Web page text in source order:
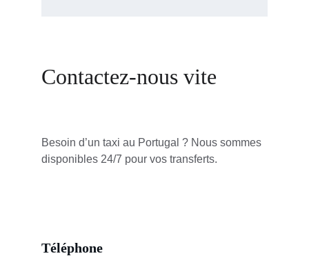
Contactez-nous vite
Besoin d’un taxi au Portugal ? Nous sommes
disponibles 24/7 pour vos transferts.
Téléphone